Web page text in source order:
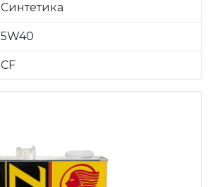
Синтетика
5W40
CF